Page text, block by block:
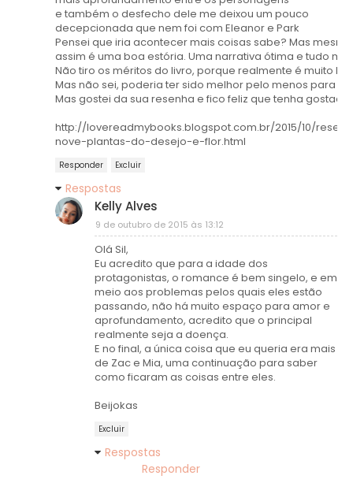
e também o desfecho dele me deixou um pouco
decepcionada que nem foi com Eleanor e Park
Pensei que iria acontecer mais coisas sabe? Mas mesmo
assim é uma boa estória. Uma narrativa ótima e tudo
Não tiro os méritos do livro, porque realmente é muito
Mas não sei, poderia ter sido melhor pelo menos para
Mas gostei da sua resenha e fico feliz que tenha
http://lovereadmybooks.blogspot.com.br/2015/10/
nove-plantas-do-desejo-e-flor.html
Responder Excluir
Respostas
Kelly Alves
9 de outubro de 2015 às 13:12
Olá Sil,
Eu acredito que para a idade dos
protagonistas, o romance é bem singelo, e em
meio aos problemas pelos quais eles estão
passando, não há muito espaço para amor e
aprofundamento, acredito que o principal
realmente seja a doença.
E no final, a única coisa que eu queria era mais
de Zac e Mia, uma continuação para saber
como ficaram as coisas entre eles.
Beijokas
Excluir
Respostas
Responder